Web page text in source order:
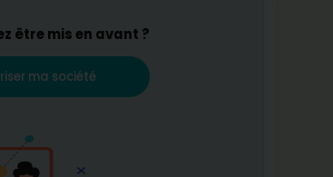
être mis en avant ?
ma société